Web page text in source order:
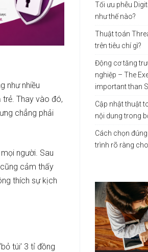
như nhiều
trẻ. Thay vào đó,
chẳng phải
người. Sau
cảm thấy
thích sự kịch
túi’ 3 tỉ đồng
Tối ưu phễu
như thế nào?
Thuật toán
trên tiêu chí gì?
Động cơ tăng
nghiệp – The
important than
Cập nhật thuật
nội dung trong
Cách chọn
trình rõ ràng